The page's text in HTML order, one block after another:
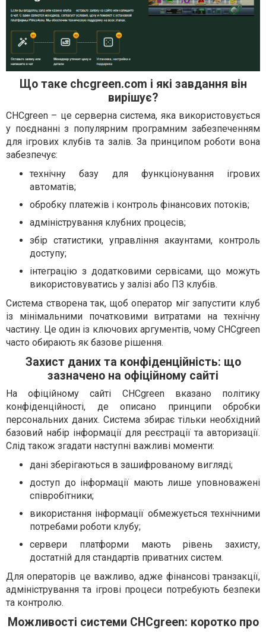
Що таке chcgreen.com і які завдання він
вирішує?
CHCgreen – це серверна система, яка використовується
у поєднанні з популярним програмним забезпеченням
для ігрових клубів та залів. За принципом роботи вона
забезпечує:
технічну базу для функціонування ігрових
автоматів;
обробку платежів і контроль фінансових потоків;
адміністрування клубних процесів;
збір статистики, управління акаунтами, контроль
доступу;
інтеграцію з додатковими сервісами, що можуть
використовуватись у залізі або ПЗ клубів.
Система створена так, щоб оператор міг запустити клуб
із мінімальними початковими витратами на технічну
частину. Це один із ключових аргументів, чому CHCgreen
часто обирають як базове рішення.
Захист даних та конфіденційність: що
зазначено на офіційному сайті
На офіційному сайті CHCgreen вказано політику
конфіденційності, де описано принципи обробки
персональних даних. Система збирає тільки необхідний
базовий набір інформації для реєстрації та авторизації.
Слід також згадати наступні важливі моменти:
дані зберігаються в зашифрованому вигляді;
доступ до інформації мають лише уповноважені
співробітники;
використання інформації обмежується технічними
потребами роботи клубу;
сервери платформи мають рівень захисту,
достатній для стандартів приватних систем.
Для операторів це важливо, адже фінансові транзакції,
адміністрування та ігрові процеси потребують безпеки
та контролю.
Можливості системи CHCgreen: коротко про